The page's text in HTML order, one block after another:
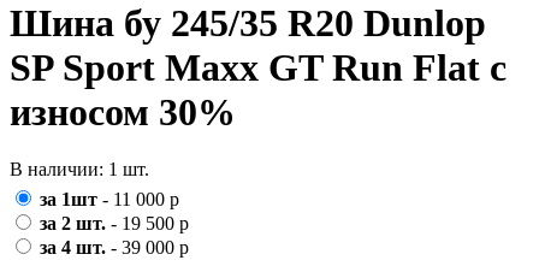
Шина бу 245/35 R20 Dunlop
SP Sport Maxx GT Run Flat с
износом 30%
В наличии: 1 шт.
за 1шт - 11 000 р
за 2 шт. - 19 500 р
за 4 шт. - 39 000 р